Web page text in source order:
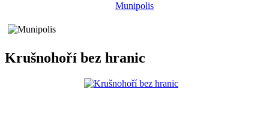
Munipolis
Krušnohoří bez hranic